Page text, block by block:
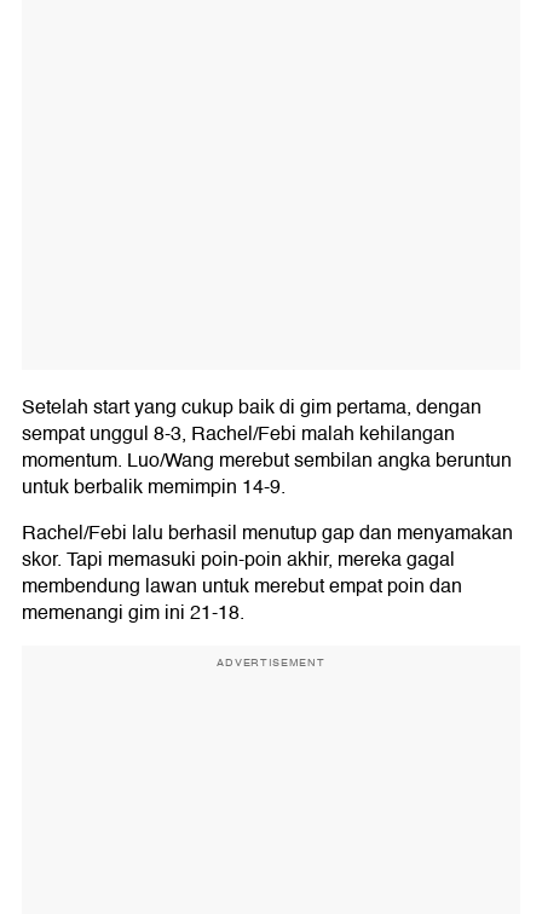
Setelah start yang cukup baik di gim pertama, dengan
sempat unggul 8-3, Rachel/Febi malah kehilangan
momentum. Luo/Wang merebut sembilan angka beruntun
untuk berbalik memimpin 14-9.
Rachel/Febi lalu berhasil menutup gap dan menyamakan
skor. Tapi memasuki poin-poin akhir, mereka gagal
membendung lawan untuk merebut empat poin dan
memenangi gim ini 21-18.
ADVERTISEMENT